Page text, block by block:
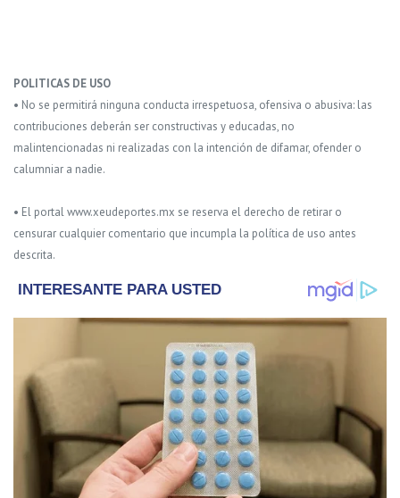
POLITICAS DE USO
• No se permitirá ninguna conducta irrespetuosa, ofensiva o abusiva: las
contribuciones deberán ser constructivas y educadas, no
malintencionadas ni realizadas con la intención de difamar, ofender o
calumniar a nadie.
• El portal www.xeudeportes.mx se reserva el derecho de retirar o
censurar cualquier comentario que incumpla la política de uso antes
descrita.